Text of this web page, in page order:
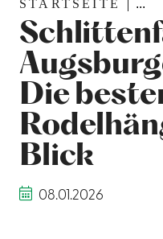
STARTSEITE ...
Die
Blick
08.01.2026